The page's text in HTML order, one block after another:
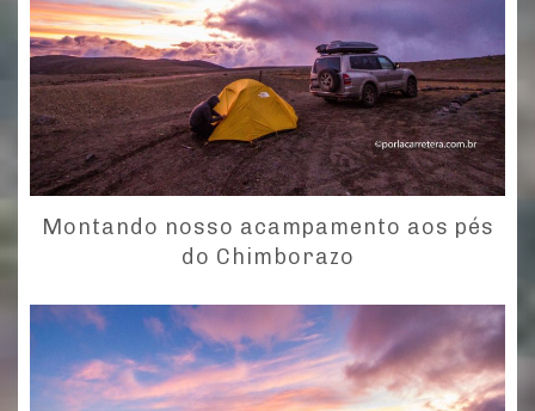
Montando nosso acampamento aos pés
do Chimborazo